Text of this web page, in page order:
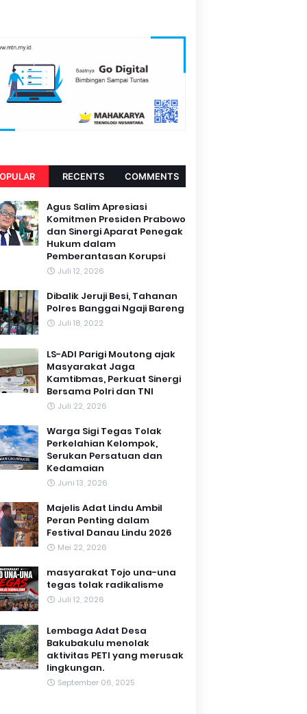
RECENTS COMMENTS
Agus Salim Apresiasi
Komitmen Presiden Prabowo
dan Sinergi Aparat Penegak
Hukum dalam
Pemberantasan Korupsi
Juli 12, 2026
Dibalik Jeruji Besi, Tahanan
Polres Banggai Ngaji Bareng
Juli 18, 2022
LS-ADI Parigi Moutong ajak
Masyarakat Jaga
Kamtibmas, Perkuat Sinergi
Bersama Polri dan TNI
Juli 22, 2026
Warga Sigi Tegas Tolak
Perkelahian Kelompok,
Serukan Persatuan dan
Kedamaian
Juni 13, 2026
Majelis Adat Lindu Ambil
Peran Penting dalam
Festival Danau Lindu 2026
Mei 22, 2026
masyarakat Tojo una-una
tegas tolak radikalisme
Juli 12, 2026
Lembaga Adat Desa
Bakubakulu menolak
aktivitas PETI yang merusak
lingkungan.
September 06, 2025